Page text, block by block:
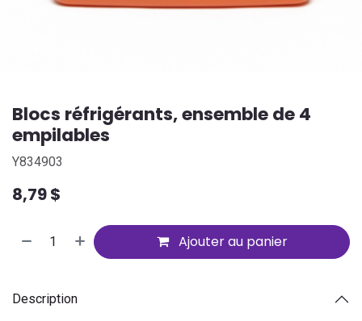
Blocs réfrigérants, ensemble de 4
empilables
Y834903
8,79$
Ajouter au panier
Description